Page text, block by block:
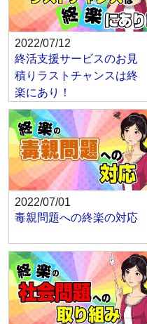
2022/07/12
終活支援サービスのお見
積りラストチャンスは終
楽にあり！
2022/07/01
毒親問題への終楽の対応